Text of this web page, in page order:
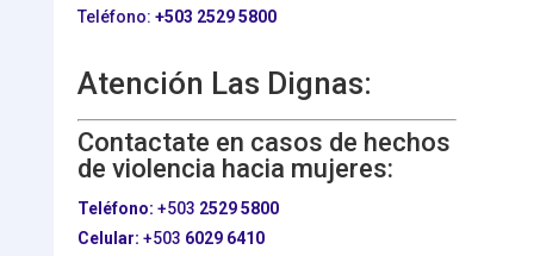
Teléfono: +503 2529 5800
Atención Las Dignas:
Contactate en casos de hechos
de violencia hacia mujeres:
Teléfono: +503 2529 5800
Celular: +503 6029 6410